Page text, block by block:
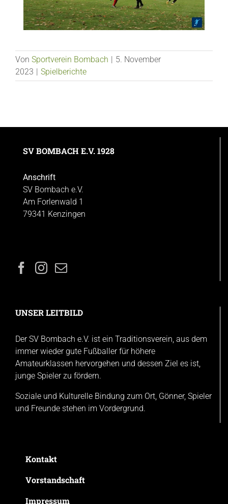
Von Sportverein Bombach | 5. November
2023 | Spielberichte
SV BOMBACH E.V. 1928
Anschrift
SV Bombach e.V.
Am Forlenwald 1
79341 Kenzingen
UNSER LEITBILD
Der SV Bombach e.V. ist ein Traditionsverein, aus dem
immer wieder gute Fußballer für höhere
Amateurklassen hervorgehen und dessen Ziel es ist,
junge Spieler zu fördern.
Soziale und Kulturelle Bindung zum Ort, Gönner, Spieler
und Freunde stehen im Vordergrund.
Kontakt
Vorstandschaft
Impressum